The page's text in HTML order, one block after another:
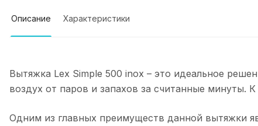
Описание Характеристики
Вытяжка Lex Simple 500 inox – это идеальное
воздух от паров и запахов за считанные минуты.
Одним из главных преимуществ данной вытяжки